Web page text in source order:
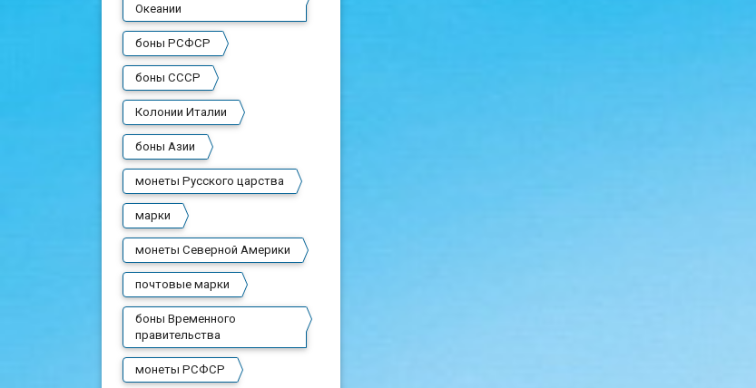
Океании
боны РСФСР
боны СССР
Колонии Италии
боны Азии
монеты Русского царства
марки
монеты Северной Америки
почтовые марки
боны Временного
правительства
монеты РСФСР